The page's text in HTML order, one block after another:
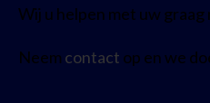
Wij u helpen met uw
Neem contact op en we